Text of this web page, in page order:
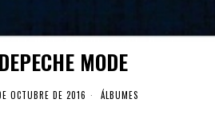
MODE
OCTUBRE DE 2016 ÁLBUMES